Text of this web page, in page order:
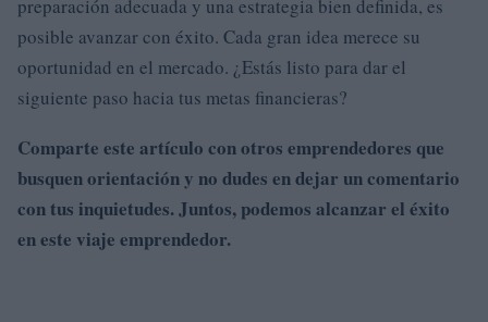
preparación adecuada y una estrategia bien definida, es
posible avanzar con éxito. Cada gran idea merece su
oportunidad en el mercado. ¿Estás listo para dar el
siguiente paso hacia tus metas financieras?
Comparte este artículo con otros emprendedores que
busquen orientación y no dudes en dejar un comentario
con tus inquietudes. Juntos, podemos alcanzar el éxito
en este viaje emprendedor.